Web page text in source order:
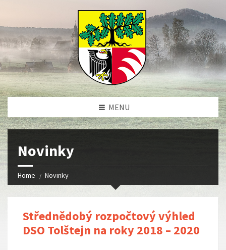
MENU
Novinky
Home Novinky
Střednědobý rozpočtový výhled
DSO Tolštejn na roky 2018 – 2020